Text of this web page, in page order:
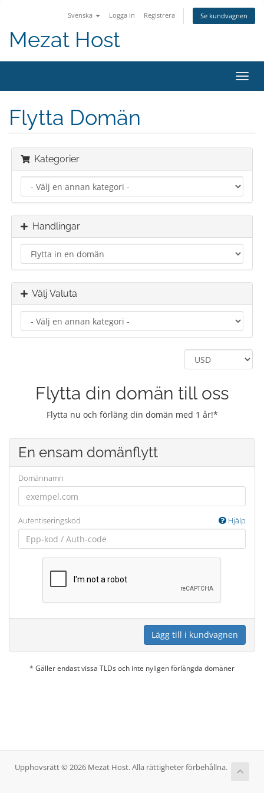
Svenska Logga in Registrera Se kundvagnen
Mezat Host
Växla
Flytta Domän
Kategorier
Handlingar
Välj Valuta
Flytta din domän till oss
Flytta nu och förläng din domän med 1 år!*
En ensam domänflytt
Domännamn
Autentiseringskod Hjälp
Lägg till i kundvagnen
* Gäller endast vissa TLDs och inte nyligen förlängda domäner
Upphovsrätt © 2026 Mezat Host. Alla rättigheter förbehållna.